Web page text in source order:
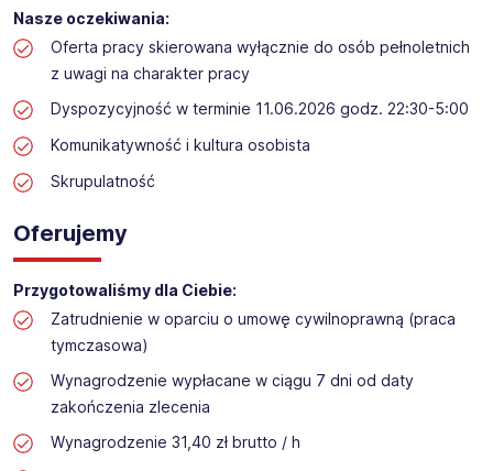
Nasze oczekiwania:
Oferta pracy skierowana wyłącznie do osób pełnoletnich
z uwagi na charakter pracy
Dyspozycyjność w terminie 11.06.2026 godz. 22:30-5:00
Komunikatywność i kultura osobista
Skrupulatność
Oferujemy
Przygotowaliśmy dla Ciebie:
Zatrudnienie w oparciu o umowę cywilnoprawną (praca
tymczasowa)
Wynagrodzenie wypłacane w ciągu 7 dni od daty
zakończenia zlecenia
Wynagrodzenie 31,40 zł brutto / h